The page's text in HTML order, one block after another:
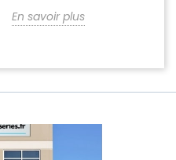
En savoir plus